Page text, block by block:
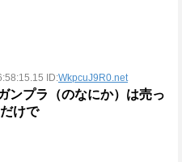
ID:WkpcuJ9R0.net
ンプラ（のなにか）は売っ
けで